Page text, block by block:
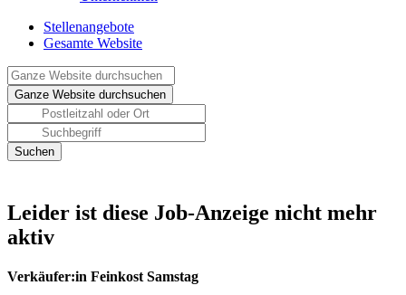
Stellenangebote
Gesamte Website
Leider ist diese Job-Anzeige nicht mehr
aktiv
Verkäufer:in Feinkost Samstag